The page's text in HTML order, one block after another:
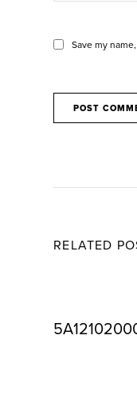
Save my
RELATED